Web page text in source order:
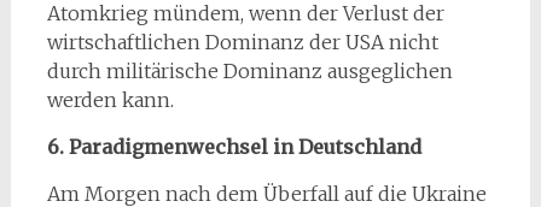
Atomkrieg mündem, wenn der Verlust der
wirtschaftlichen Dominanz der USA nicht
durch militärische Dominanz ausgeglichen
werden kann.
6. Paradigmenwechsel in Deutschland
Am Morgen nach dem Überfall auf die Ukraine